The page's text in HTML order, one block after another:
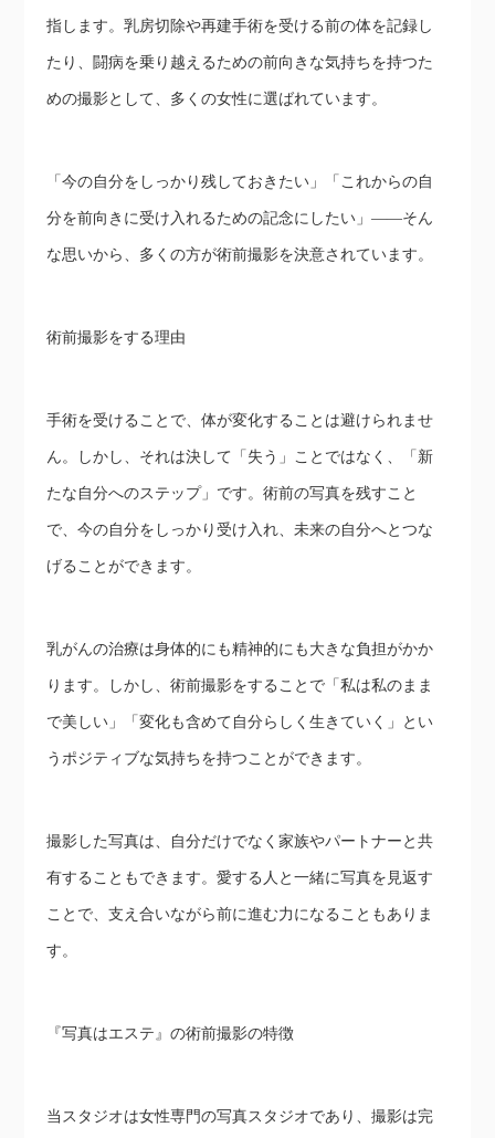
指します。乳房切除や再建手術を受ける前の体を記録し
たり、闘病を乗り越えるための前向きな気持ちを持つた
めの撮影として、多くの女性に選ばれています。
「今の自分をしっかり残しておきたい」「これからの自
分を前向きに受け入れるための記念にしたい」――そん
な思いから、多くの方が術前撮影を決意されています。
術前撮影をする理由
手術を受けることで、体が変化することは避けられませ
ん。しかし、それは決して「失う」ことではなく、「新
たな自分へのステップ」です。術前の写真を残すこと
で、今の自分をしっかり受け入れ、未来の自分へとつな
げることができます。
乳がんの治療は身体的にも精神的にも大きな負担がかか
ります。しかし、術前撮影をすることで「私は私のまま
で美しい」「変化も含めて自分らしく生きていく」とい
うポジティブな気持ちを持つことができます。
撮影した写真は、自分だけでなく家族やパートナーと共
有することもできます。愛する人と一緒に写真を見返す
ことで、支え合いながら前に進む力になることもありま
す。
『写真はエステ』の術前撮影の特徴
当スタジオは女性専門の写真スタジオであり、撮影は完